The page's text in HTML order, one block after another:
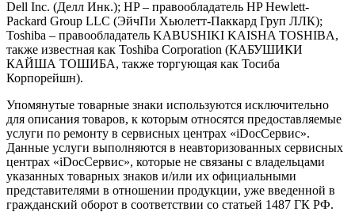
Dell Inc. (Делл Инк.); HP – правообладатель HP Hewlett-
Packard Group LLC (ЭйчПи Хьюлетт-Паккард Груп ЛЛК);
Toshiba – правообладатель KABUSHIKI KAISHA TOSHIBA,
также известная как Toshiba Corporation (КАБУШИКИ
КАЙША ТОШИБА, также торгующая как Тосиба
Корпорейшн).
Упомянутые товарные знаки используются исключительно
для описания товаров, к которым относятся предоставляемые
услуги по ремонту в сервисных центрах «iDocСервис».
Данные услуги выполняются в неавторизованных сервисных
центрах «iDocСервис», которые не связаны с владельцами
указанных товарных знаков и/или их официальными
представителями в отношении продукции, уже введенной в
гражданский оборот в соответствии со статьей 1487 ГК РФ.